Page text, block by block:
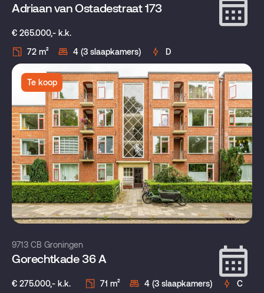
Adriaan van Ostadestraat 173
€ 265.000,- k.k.
72 m²
4 (3 slaapkamers) D
Te koop
9713 CB Groningen
Gorechtkade 36 A
€ 275.000,- k.k. 71 m² 4 (3 slaapkamers) C